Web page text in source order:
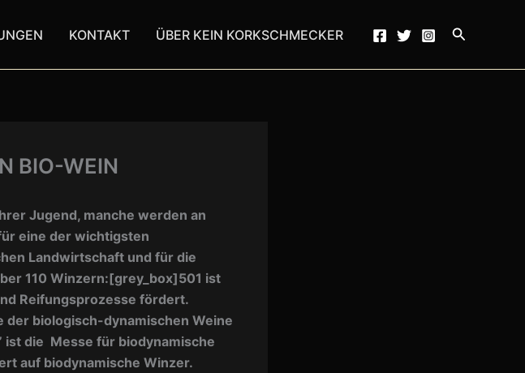
KONTAKT ÜBER KEIN KORKSCHMECKER Suchen
BIO-WEIN
Jugend, manche werden an
eine der wichtigsten
Landwirtschaft und für die
110 Winzern:[grey_box]501 ist
Reifungsprozesse fördert.
der biologisch-dynamischen Weine
ist die Messe für biodynamische
auf biodynamische Winzer.